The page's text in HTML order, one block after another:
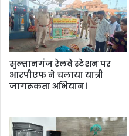
स
ल
चौ
प
ट
,
ज
व
न
तै
या
री
,
श्रि
ति
हो
स
सुल्तानगंज रेलवे स्टेशन पर
आरपीएफ ने चलाया यात्री
जागरूकता अभियान।